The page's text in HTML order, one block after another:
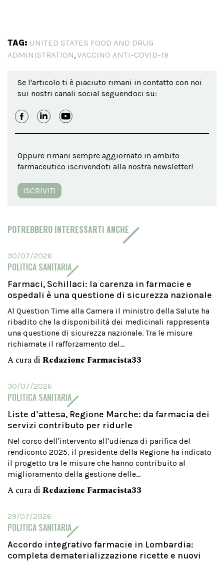
TAG: UNITED STATES FOOD AND DRUG
ADMINISTRATION,VACCINO ANTI-COVID-19
Se l'articolo ti è piaciuto rimani in contatto con noi
sui nostri canali social seguendoci su:
Oppure rimani sempre aggiornato in ambito
farmaceutico iscrivendoti alla nostra newsletter!
ISCRIVITI
POTREBBERO INTERESSARTI ANCHE
30/07/2026
POLITICA SANITARIA
Farmaci, Schillaci: la carenza in farmacie e
ospedali è una questione di sicurezza nazionale
Al Question Time alla Camera il ministro della Salute ha
ribadito che la disponibilità dei medicinali rappresenta
una questione di sicurezza nazionale. Tra le misure
richiamate il rafforzamento del...
A cura di Redazione Farmacista33
30/07/2026
POLITICA SANITARIA
Liste d’attesa, Regione Marche: da farmacia dei
servizi contributo per ridurle
Nel corso dell'intervento all'udienza di parifica del
rendiconto 2025, il presidente della Regione ha indicato
il progetto tra le misure che hanno contribuito al
miglioramento della gestione delle...
A cura di Redazione Farmacista33
29/07/2026
POLITICA SANITARIA
Accordo integrativo farmacie in Lombardia:
completa dematerializzazione ricette e nuovi